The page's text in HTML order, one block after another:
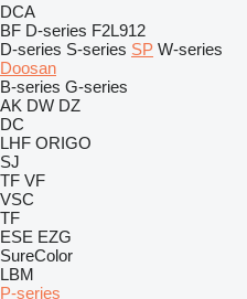
DCA
BF D-series F2L912
D-series S-series SP W-series
Doosan
B-series G-series
AK DW DZ
DC
LHF ORIGO
SJ
TF VF
VSC
TF
ESE EZG
SureColor
LBM
P-series